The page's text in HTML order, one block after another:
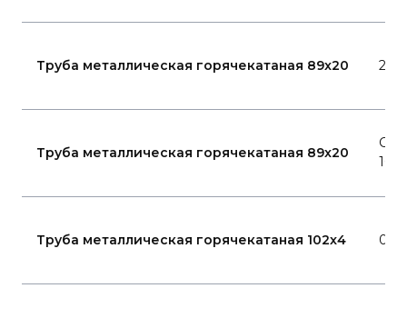
Труба металлическая горячекатаная 89x20 20
Труба металлическая горячекатаная 89x20
10
Труба металлическая горячекатаная 102x4